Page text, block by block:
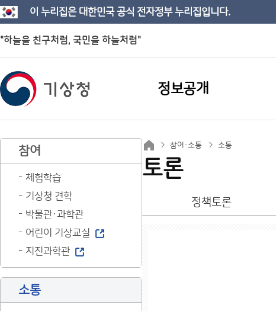
이 누리집은 대한민국 공식 전자정부 누리집입니다.
"하늘을 친구처럼, 국민을 하늘처럼"
정보공개
참여
체험학습
기상청 견학
박물관·과학관
어린이 기상교실
지진과학관
소통
참여·소통 소통
토론
정책토론